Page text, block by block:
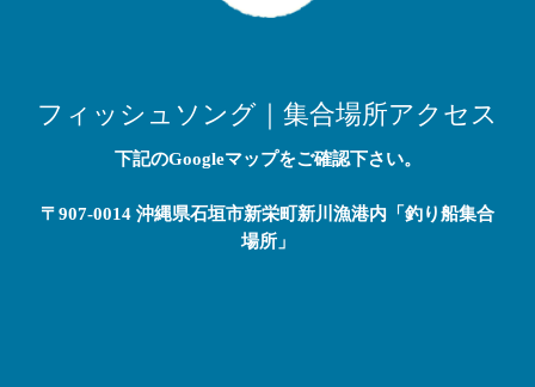
フィッシュソング｜集合場所アクセス
下記のGoogleマップをご確認下さい。
〒907-0014 沖縄県石垣市新栄町新川漁港内「釣り船集合
場所」